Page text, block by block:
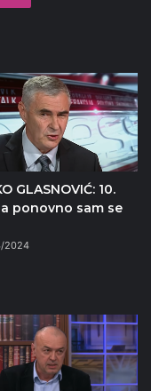
GLASNOVIĆ: 10.
ponovno sam se
2024